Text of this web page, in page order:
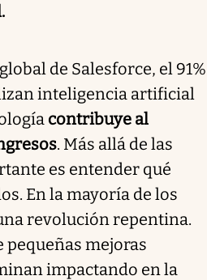
de Salesforce, el 91%
inteligencia artificial
contribuye al
. Más allá de las
es entender qué
En la mayoría de los
revolución repentina.
pequeñas mejoras
impactando en la